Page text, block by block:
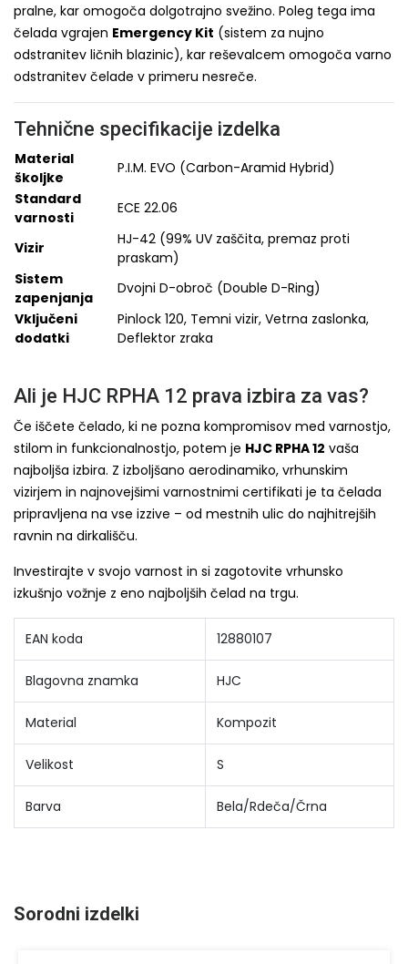
pralne, kar omogoča dolgotrajno svežino. Poleg tega ima
čelada vgrajen Emergency Kit (sistem za nujno
odstranitev ličnih blazinic), kar reševalcem omogoča varno
odstranitev čelade v primeru nesreče.
Tehnične specifikacije izdelka
Material
školjke
P.I.M. EVO (Carbon-Aramid Hybrid)
Standard
varnosti
ECE 22.06
Vizir
HJ-42 (99% UV zaščita, premaz proti
praskam)
Sistem
zapenjanja
Dvojni D-obroč (Double D-Ring)
Vključeni
dodatki
Pinlock 120, Temni vizir, Vetrna zaslonka,
Deflektor zraka
Ali je HJC RPHA 12 prava izbira za vas?
Če iščete čelado, ki ne pozna kompromisov med varnostjo,
stilom in funkcionalnostjo, potem je HJC RPHA 12 vaša
najboljša izbira. Z izboljšano aerodinamiko, vrhunskim
vizirjem in najnovejšimi varnostnimi certifikati je ta čelada
pripravljena na vse izzive – od mestnih ulic do najhitrejših
ravnin na dirkališču.
Investirajte v svojo varnost in si zagotovite vrhunsko
izkušnjo vožnje z eno najboljših čelad na trgu.
EAN koda 12880107
Blagovna znamka HJC
Material Kompozit
Velikost S
Barva Bela/Rdeča/Črna
Sorodni izdelki